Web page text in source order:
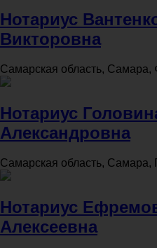
Нотариус
Викторовна
Самарская область, Самара,
Нотариус
Александровна
Самарская область, Самара,
Нотариус
Алексеевна